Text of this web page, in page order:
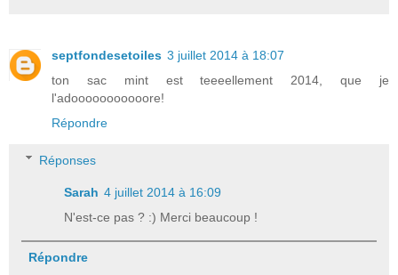
septfondesetoiles 3 juillet 2014 à 18:07
ton sac mint est teeeellement 2014, que je
l'adooooooooooore!
Répondre
Réponses
Sarah 4 juillet 2014 à 16:09
N'est-ce pas ? :) Merci beaucoup !
Répondre